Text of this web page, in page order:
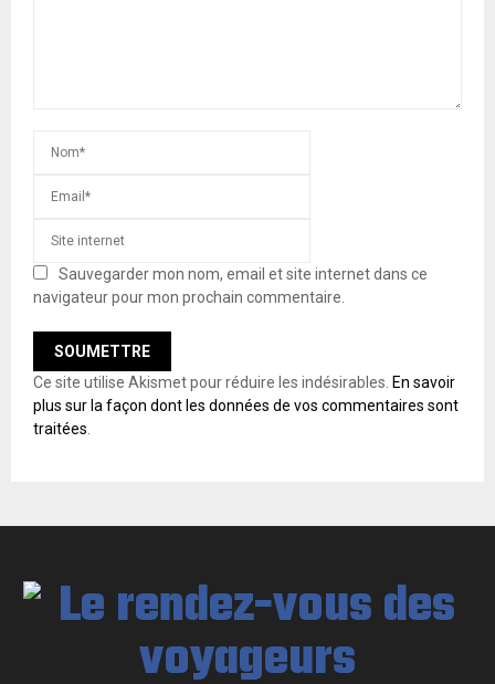
Sauvegarder mon nom, email et site internet dans ce
navigateur pour mon prochain commentaire.
Ce site utilise Akismet pour réduire les indésirables. En savoir
plus sur la façon dont les données de vos commentaires sont
traitées.